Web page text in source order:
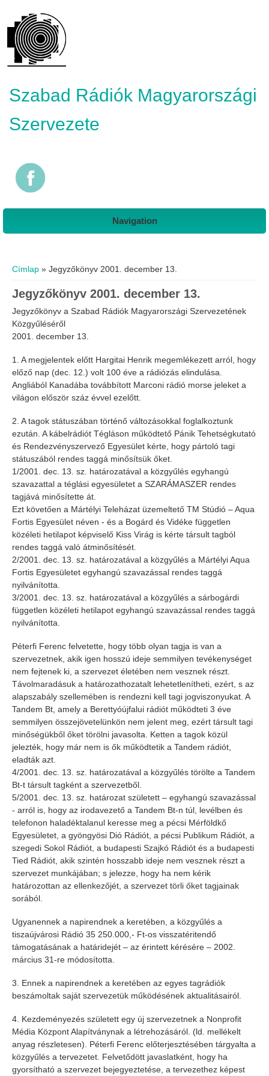
Szabad Rádiók Magyarországi
Szervezete
Navigation
Címlap » Jegyzőkönyv 2001. december 13.
Jegyzőkönyv 2001. december 13.
Jegyzőkönyv a Szabad Rádiók Magyarországi Szervezetének
Közgyűléséről
2001. december 13.
1. A megjelentek előtt Hargitai Henrik megemlékezett arról, hogy
előző nap (dec. 12.) volt 100 éve a rádiózás elindulása.
Angliából Kanadába továbbított Marconi rádió morse jeleket a
világon először száz évvel ezelőtt.
2. A tagok státuszában történő változásokkal foglalkoztunk
ezután. A kábelrádiót Tégláson működtető Pánik Tehetségkutató
és Rendezvényszervező Egyesület kérte, hogy pártoló tagi
státuszából rendes taggá minősítsük őket.
1/2001. dec. 13. sz. határozatával a közgyűlés egyhangú
szavazattal a téglási egyesületet a SZARÁMASZER rendes
tagjává minősítette át.
Ezt követően a Mártélyi Teleházat üzemeltető TM Stúdió – Aqua
Fortis Egyesület néven - és a Bogárd és Vidéke független
közéleti hetilapot képviselő Kiss Virág is kérte társult tagból
rendes taggá való átminősítését.
2/2001. dec. 13. sz. határozatával a közgyűlés a Mártélyi Aqua
Fortis Egyesületet egyhangú szavazással rendes taggá
nyilvánította.
3/2001. dec. 13. sz. határozatával a közgyűlés a sárbogárdi
független közéleti hetilapot egyhangú szavazással rendes taggá
nyilvánította.
Péterfi Ferenc felvetette, hogy több olyan tagja is van a
szervezetnek, akik igen hosszú ideje semmilyen tevékenységet
nem fejtenek ki, a szervezet életében nem vesznek részt.
Távolmaradásuk a határozathozatalt lehetetlenítheti, ezért, s az
alapszabály szellemében is rendezni kell tagi jogviszonyukat. A
Tandem Bt, amely a Berettyóújfalui rádiót működteti 3 éve
semmilyen összejövetelünkön nem jelent meg, ezért társult tagi
minőségükből őket törölni javasolta. Ketten a tagok közül
jelezték, hogy már nem is ők működtetik a Tandem rádiót,
eladták azt.
4/2001. dec. 13. sz. határozatával a közgyűlés törölte a Tandem
Bt-t társult tagként a szervezetből.
5/2001. dec. 13. sz. határozat született – egyhangú szavazással
- arról is, hogy az irodavezető a Tandem Bt-n túl, levélben és
telefonon haladéktalanul keresse meg a pécsi Mérföldkő
Egyesületet, a gyöngyösi Dió Rádiót, a pécsi Publikum Rádiót, a
szegedi Sokol Rádiót, a budapesti Szajkó Rádiót és a budapesti
Tied Rádiót, akik szintén hosszabb ideje nem vesznek részt a
szervezet munkájában; s jelezze, hogy ha nem kérik
határozottan az ellenkezőjét, a szervezet törli őket tagjainak
sorából.
Ugyanennek a napirendnek a keretében, a közgyűlés a
tiszaújvárosi Rádió 35 250.000,- Ft-os visszatéritendő
támogatásának a határidejét – az érintett kérésére – 2002.
március 31-re módosította.
3. Ennek a napirendnek a keretében az egyes tagrádiók
beszámoltak saját szervezetük működésének aktualitásairól.
4. Kezdeményezés született egy új szervezetnek a Nonprofit
Média Központ Alapítványnak a létrehozásáról. (ld. mellékelt
anyag részletesen). Péterfi Ferenc előterjesztésében tárgyalta a
közgyűlés a tervezetet. Felvetődött javaslatként, hogy ha
gyorsítható a szervezet bejegyeztetése, a tervezethez képest